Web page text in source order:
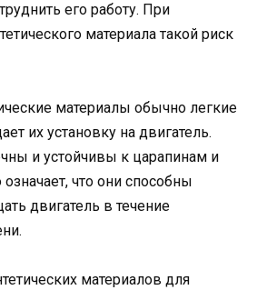
его работу. При
материала такой риск
материалы обычно легкие
их установку на двигатель.
и устойчивы к царапинам и
что они способны
двигатель в течение
материалов для